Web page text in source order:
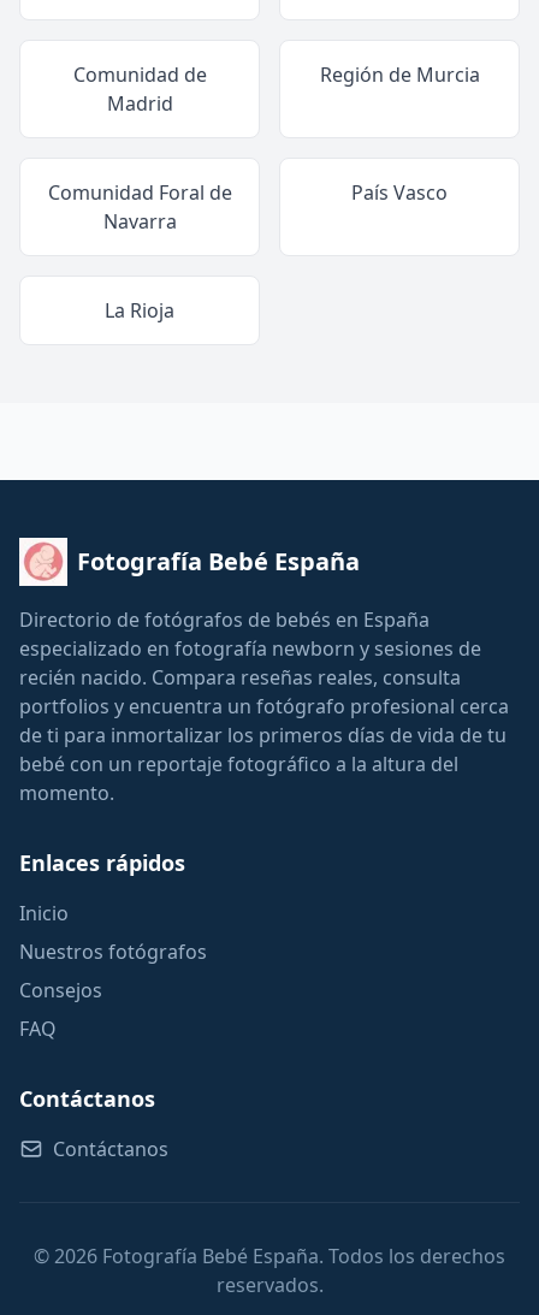
Comunidad de
Madrid
Región de Murcia
Comunidad Foral de
Navarra
País Vasco
La Rioja
Fotografía Bebé España
Directorio de fotógrafos de bebés en España
especializado en fotografía newborn y sesiones de
recién nacido. Compara reseñas reales, consulta
portfolios y encuentra un fotógrafo profesional cerca
de ti para inmortalizar los primeros días de vida de tu
bebé con un reportaje fotográfico a la altura del
momento.
Enlaces rápidos
Inicio
Nuestros fotógrafos
Consejos
FAQ
Contáctanos
Contáctanos
© 2026 Fotografía Bebé España. Todos los derechos
reservados.